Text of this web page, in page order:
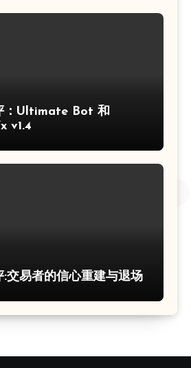
：Ultimate Bot 和
v1.4
交易者的信心重建与退场